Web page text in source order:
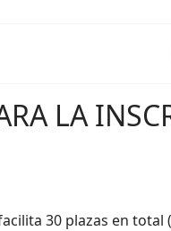
LA
30 plazas en total